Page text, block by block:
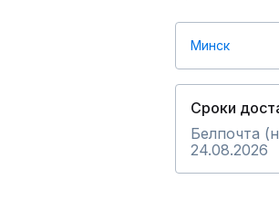
Минск
Сроки
Белпочта
24.08.2026